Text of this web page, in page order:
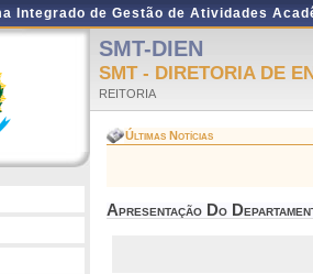
Integrado de Gestão de Atividades
SMT-DIEN
SMT - DIRETORIA DE
REITORIA
Últimas Notícias
Apresentação Do